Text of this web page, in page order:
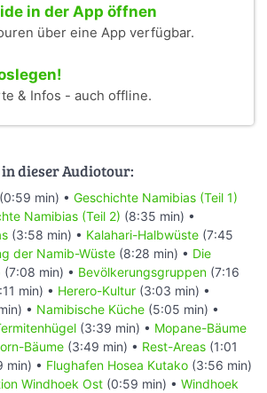
in der App öffnen
über eine App verfügbar.
& Infos - auch offline.
dieser Audiotour:
(0:59 min) • Geschichte Namibias (Teil 1)
Namibias (Teil 2) (8:35 min) •
(3:58 min) • Kalahari-Halbwüste (7:45
der Namib-Wüste (8:28 min) • Die
(7:08 min) • Bevölkerungsgruppen (7:16
min) • Herero-Kultur (3:03 min) •
• Namibische Küche (5:05 min) •
(3:39 min) • Mopane-Bäume
Bäume (3:49 min) • Rest-Areas (1:01
min) • Flughafen Hosea Kutako (3:56 min)
Windhoek Ost (0:59 min) • Windhoek